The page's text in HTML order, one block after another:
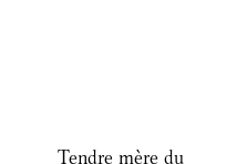
Tendre mère du